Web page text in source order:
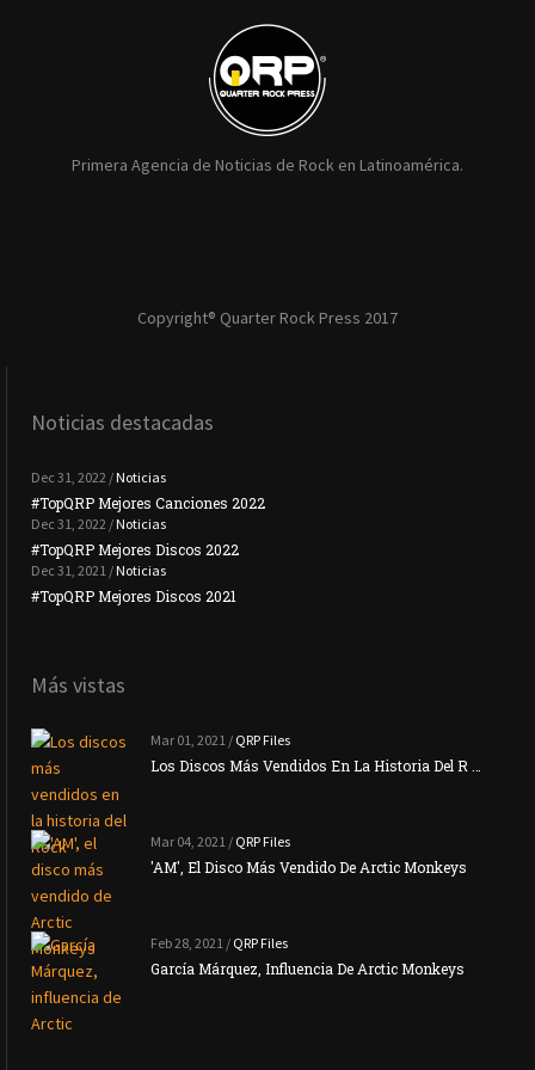
Primera Agencia de Noticias de Rock en Latinoamérica.
Copyright® Quarter Rock Press 2017
Noticias destacadas
Dec 31, 2022 / Noticias
#TopQRP Mejores Canciones 2022
Dec 31, 2022 / Noticias
#TopQRP Mejores Discos 2022
Dec 31, 2021 / Noticias
#TopQRP Mejores Discos 2021
Más vistas
Mar 01, 2021 / QRP Files
Los Discos Más Vendidos En La Historia Del R …
Mar 04, 2021 / QRP Files
'AM', El Disco Más Vendido De Arctic Monkeys
Feb 28, 2021 / QRP Files
García Márquez, Influencia De Arctic Monkeys